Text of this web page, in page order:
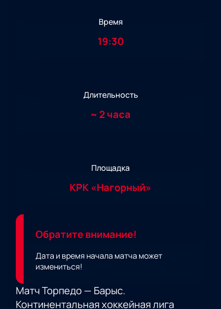
Время
19:30
Длительность
~ 2 часа
Площадка
КРК «Нагорный»
Обратите внимание!
Дата и время начала матча может
измениться!
Матч Торпедо — Барыс.
Континентальная хоккейная лига